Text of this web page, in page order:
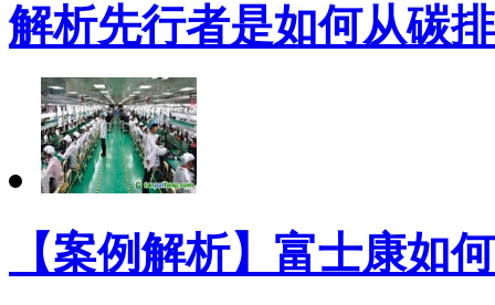
解析先行者是如何从碳
【案例解析】富士康如